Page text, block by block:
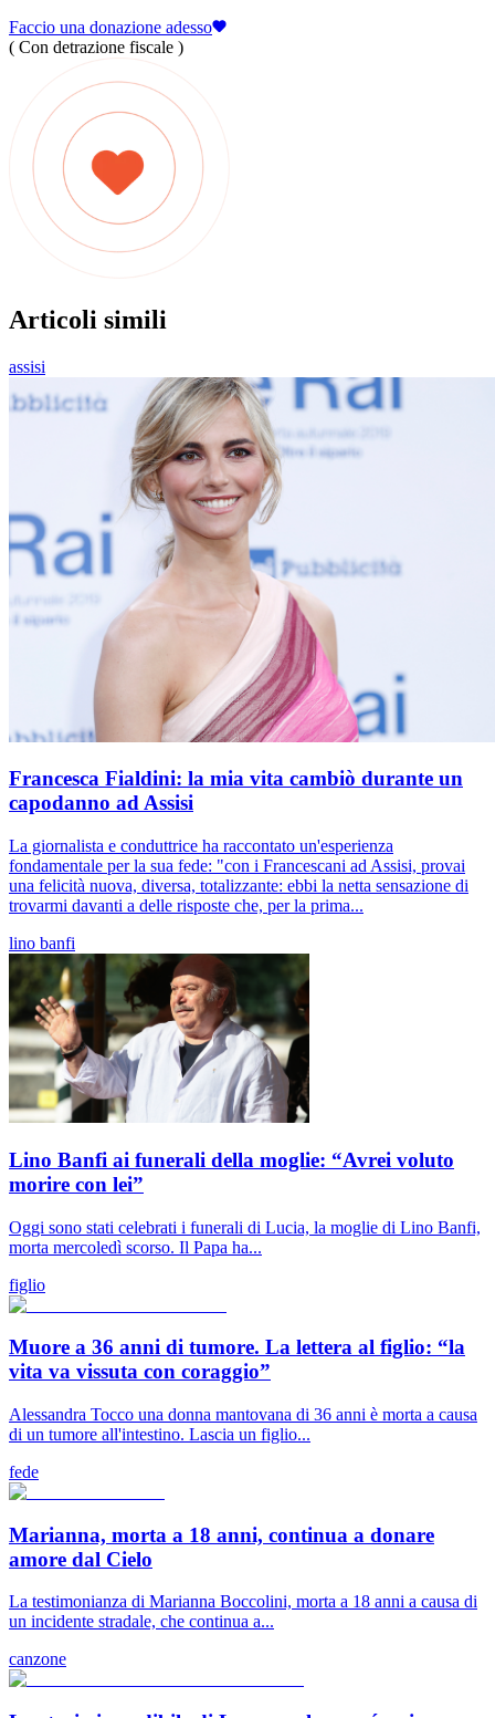
Faccio una donazione adesso
( Con detrazione fiscale )
Articoli simili
assisi
Francesca Fialdini: la mia vita cambiò durante un
capodanno ad Assisi
La giornalista e conduttrice ha raccontato un'esperienza
fondamentale per la sua fede: "con i Francescani ad Assisi, provai
una felicità nuova, diversa, totalizzante: ebbi la netta sensazione di
trovarmi davanti a delle risposte che, per la prima...
lino banfi
Lino Banfi ai funerali della moglie: “Avrei voluto
morire con lei”
Oggi sono stati celebrati i funerali di Lucia, la moglie di Lino Banfi,
morta mercoledì scorso. Il Papa ha...
figlio
Muore a 36 anni di tumore. La lettera al figlio: “la
vita va vissuta con coraggio”
Alessandra Tocco una donna mantovana di 36 anni è morta a causa
di un tumore all'intestino. Lascia un figlio...
fede
Marianna, morta a 18 anni, continua a donare
amore dal Cielo
La testimonianza di Marianna Boccolini, morta a 18 anni a causa di
un incidente stradale, che continua a...
canzone